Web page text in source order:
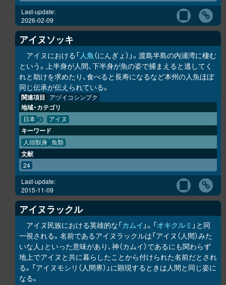
Last-update:
2026-02-09
アイヌソッキ
アイヌにおける「人魚（にんぎょ）」。渡島半島の内浦湾に棲む
という。上半身が人間、下半身が魚の姿で捕まえると逃してく
れと助けを求めたり、食べると長寿になるなど本州の人魚ほぼ
同じ伝承が伝えられている。
関連項目 アヅイコシンプク
地域・カテゴリ
日本 アイヌ
キーワード
人頭獣身 魚類
文献
24
Last-update:
2015-11-09
アイヌラックル
アイヌ民族における英雄的な「カムイ 」。「オキクルミ 」と同
一視される。名前であるアイヌラックルは「アイヌ（人間）みた
いな人」といった意味があり、神（カムイ）であるにも関わらず
地上でアイヌと共に暮らしたことから付けられた名前だとされ
る。「アイヌモシ リ （人間界）」に顕現するときは人間と同じ姿に
なる。